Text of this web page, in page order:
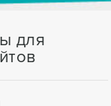
для